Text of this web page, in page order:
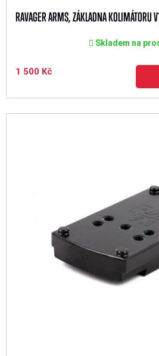
RAVAGER ARMS, ZÁKLADNA KOLIMÁTORU
Skladem na
1 500 Kč